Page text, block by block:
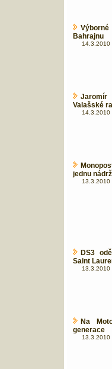
Bahrajnu
14.3.2010
Jaromír
Valašské
14.3.2010
jednu nádrž
13.3.2010
DS3
Saint
13.3.2010
Na
generace
13.3.2010